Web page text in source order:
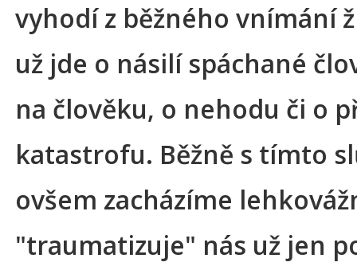
vyhodí z běžného vnímání
už jde o násilí spáchané
na člověku, o nehodu či o
katastrofu. Běžně s tímto
ovšem zacházíme
"traumatizuje" nás už jen